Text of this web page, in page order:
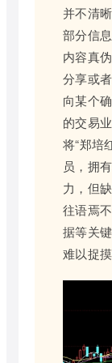
并不清
部分信
内容真
分享或
向某个
的交易
将“郑培
员，拥
力，但
往语焉
据等关
难以捉摸